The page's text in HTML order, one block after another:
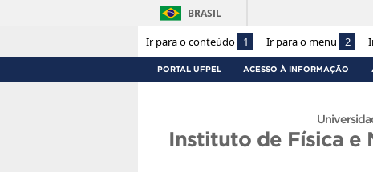
Ir para o conteúdo 1 Ir para o menu 2
BRASIL
PORTAL UFPEL ACESSO À INFORMAÇÃO
Instituto de Física e